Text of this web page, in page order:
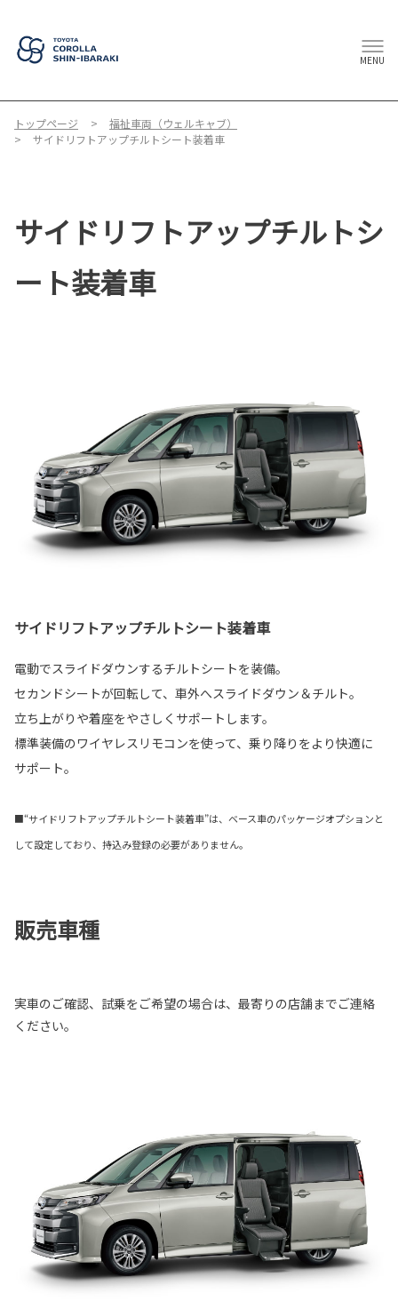
MENU
トップページ
福祉車両（ウェルキャブ）
サイドリフトアップチルトシート装着車
サイドリフトアップチルトシ
ート装着車
サイドリフトアップチルトシート装着車
電動でスライドダウンするチルトシートを装備。
セカンドシートが回転して、車外へスライドダウン＆チルト。
立ち上がりや着座をやさしくサポートします。
標準装備のワイヤレスリモコンを使って、乗り降りをより快適に
サポート。
■“サイドリフトアップチルトシート装着車”は、ベース車のパッケージオプションと
して設定しており、持込み登録の必要がありません。
販売車種
実車のご確認、試乗をご希望の場合は、最寄りの店舗までご連絡
ください。